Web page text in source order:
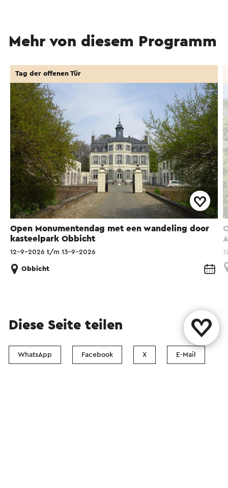
Mehr von diesem Programm
Open Monumentendag met een wandeling door
kasteelpark Obbicht
Tag der offenen Tür
12-9-2026 t/m 13-9-2026
Obbicht
Diese Seite teilen
WhatsApp Facebook X E-Mail